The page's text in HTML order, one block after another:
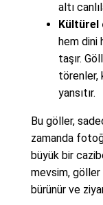
altı
Kültürel
hem dini
taşır.
törenler,
yansıtır.
Bu göller,
zamanda
büyük bir
mevsim,
bürünür ve